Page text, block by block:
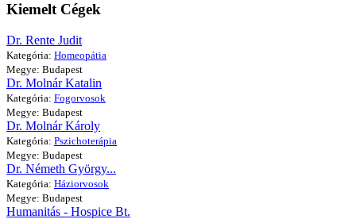
Kiemelt Cégek
Dr. Rente Judit
Kategória: Homeopátia
Megye: Budapest
Dr. Molnár Katalin
Kategória: Fogorvosok
Megye: Budapest
Dr. Molnár Károly
Kategória: Pszichoterápia
Megye: Budapest
Dr. Németh György...
Kategória: Háziorvosok
Megye: Budapest
Humanitás - Hospice Bt.